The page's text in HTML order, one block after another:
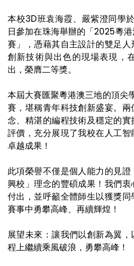
本校3D班袁海霞、嚴紫澄同學
日參加在珠海舉辦的「2025粵
賽」，憑藉其自主設計的雙足
創新技術與出色的現場表現，
出，榮膺二等獎。
本屆大賽匯聚粵港澳三地的頂尖
賽，堪稱青年科技創新盛宴。
念、精湛的編程技術及穩定的
評價，充分展現了我校在人工
卓越成果！
此項榮譽不僅是個人能力的見
興校」理念的豐碩成果！我們
付出，並呼籲全體師生以獲獎
賽事中勇攀高峰、再續輝煌！
展望未來：讓我們以創新為翼
程上繼續乘風破浪，勇攀高峰！